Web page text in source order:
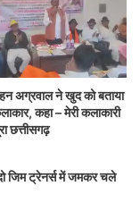
अग्रवाल ने खुद को बताया
कहा – मेरी कलाकारी
छत्तीसगढ़
जिम ट्रेनर्स में जमकर चले